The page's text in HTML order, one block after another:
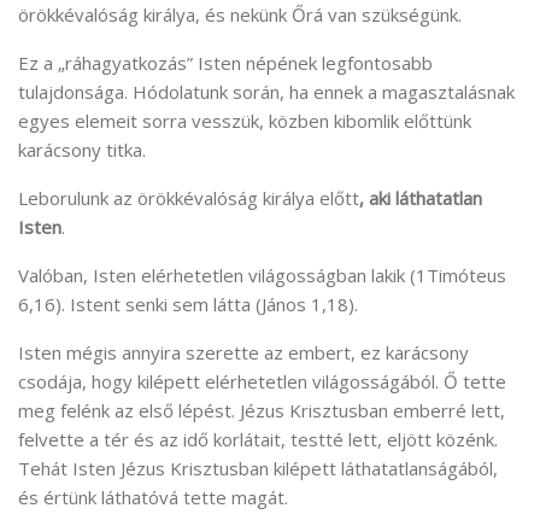
örökkévalóság királya, és nekünk Őrá van szükségünk.
Ez a „ráhagyatkozás” Isten népének legfontosabb
tulajdonsága. Hódolatunk során, ha ennek a magasztalásnak
egyes elemeit sorra vesszük, közben kibomlik előttünk
karácsony titka.
Leborulunk az örökkévalóság királya előtt, aki láthatatlan
Isten.
Valóban, Isten elérhetetlen világosságban lakik (1Timóteus
6,16). Istent senki sem látta (János 1,18).
Isten mégis annyira szerette az embert, ez karácsony
csodája, hogy kilépett elérhetetlen világosságából. Ő tette
meg felénk az első lépést. Jézus Krisztusban emberré lett,
felvette a tér és az idő korlátait, testté lett, eljött közénk.
Tehát Isten Jézus Krisztusban kilépett láthatatlanságából,
és értünk láthatóvá tette magát.